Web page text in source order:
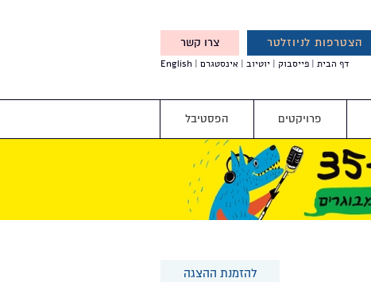
הצטרפות לניוזלטר צרו קשר
והטבות מיוחדות עבורך
דף הבית פייסבוק יוטיוב אינסטגרם English
פרויקטים הפסטיבל
להזמנת ההצגה